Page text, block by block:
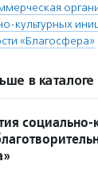
культурных
«Благосфера»
в
социально-